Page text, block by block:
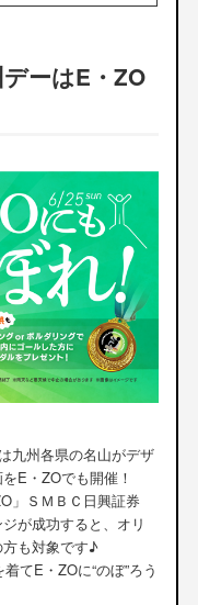
デーはE・ZO
九州各県の名山がデザ
E・ZOでも開催！
」ＳＭＢＣ日興証券
が成功すると、オリ
も対象です♪
てE・ZOに“のぼ”ろう